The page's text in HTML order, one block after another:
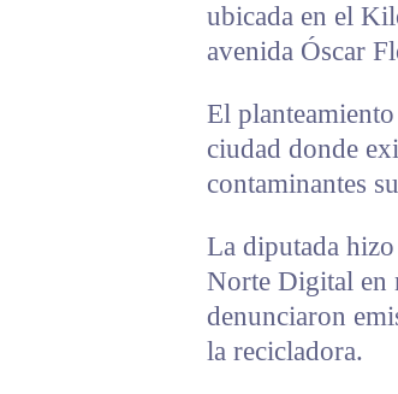
ubicada en el
avenida Óscar
El
ciudad donde
contaminantes
La diputada
Norte Digital en
denunciaron
la recicladora.